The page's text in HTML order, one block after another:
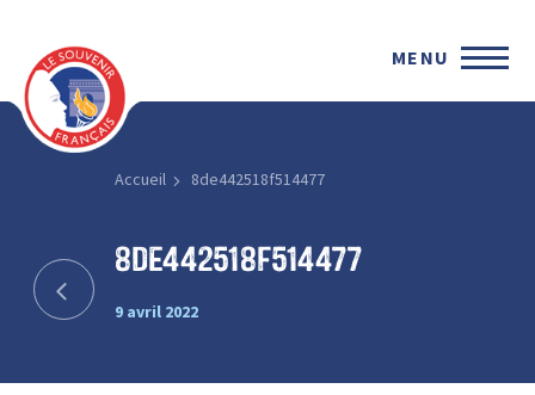
MENU
Accueil 8de442518f514477
8de442518f514477
9 avril 2022